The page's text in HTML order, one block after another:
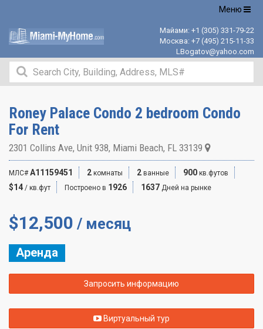
Открыть
Меню
Майами: +1 (305) 331-79-22
Москва: +7 (495) 215-11-33
LBogatov@yahoo.com
Roney Palace Condo 2 bedroom Condo
For Rent
2301 Collins Ave, Unit 938, Miami Beach, FL 33139
МЛС# A11159451 2 комнаты 2 ванные 900 кв.футов
$14 / кв.фут Построено в 1926 1637 Дней на рынке
$12,500 / месяц
Аренда
Запросить информацию
Виртуальный тур